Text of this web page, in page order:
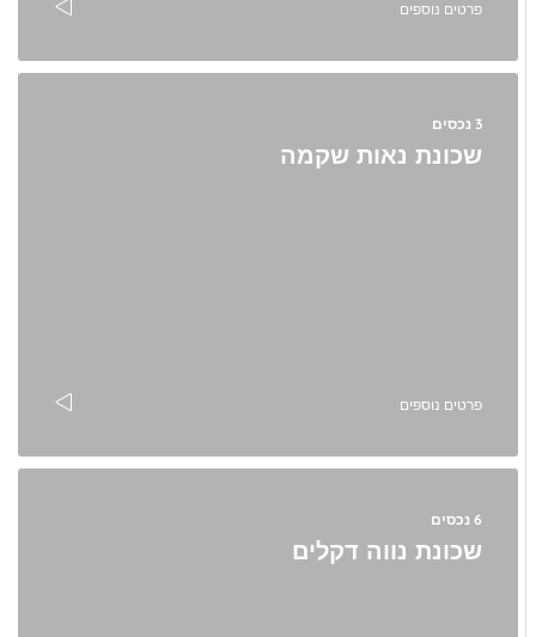
פרטים נוספים
שכונת נאות שקמה
פרטים נוספים
שכונת נווה דקלים